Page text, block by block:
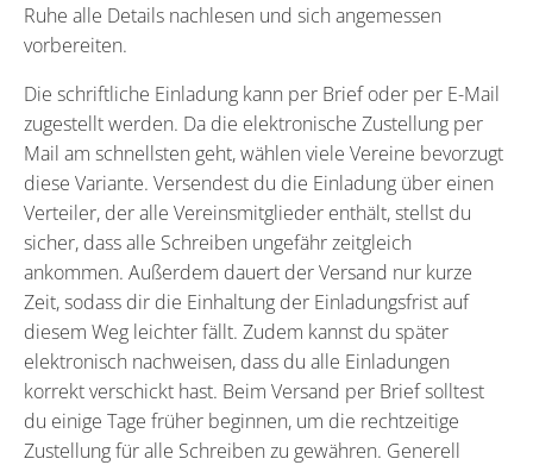
Ruhe alle Details nachlesen und sich angemessen
vorbereiten.
Die schriftliche Einladung kann per Brief oder per E-Mail
zugestellt werden. Da die elektronische Zustellung per
Mail am schnellsten geht, wählen viele Vereine bevorzugt
diese Variante. Versendest du die Einladung über einen
Verteiler, der alle Vereinsmitglieder enthält, stellst du
sicher, dass alle Schreiben ungefähr zeitgleich
ankommen. Außerdem dauert der Versand nur kurze
Zeit, sodass dir die Einhaltung der Einladungsfrist auf
diesem Weg leichter fällt. Zudem kannst du später
elektronisch nachweisen, dass du alle Einladungen
korrekt verschickt hast. Beim Versand per Brief solltest
du einige Tage früher beginnen, um die rechtzeitige
Zustellung für alle Schreiben zu gewähren. Generell